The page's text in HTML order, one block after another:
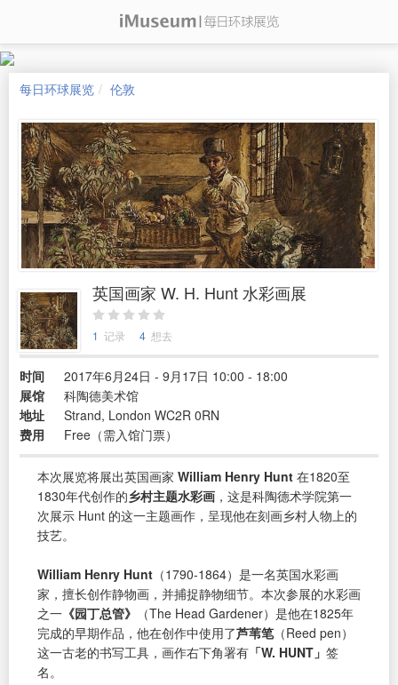
每日环球展览 伦敦
英国画家 W. H. Hunt 水彩画展
1 记录 4 想去
时间
2017年6月24日 - 9月17日 10:00 - 18:00
展馆
科陶德美术馆
地址
Strand, London WC2R 0RN
费用
Free（需入馆门票）
本次展览将展出英国画家 William Henry Hunt 在1820至
1830年代创作的乡村主题水彩画 ，这是科陶德术学院第一
次展示 Hunt 的这一主题画作，呈现他在刻画乡村人物上的
技艺。
William Henry Hunt （1790-1864）是一名英国水彩画
家，擅长创作静物画，并捕捉静物细节。本次参展的水彩画
之一 《园丁总管》
（The Head Gardener）是他在1825年
完成的早期作品，他在创作中使用了芦苇笔（Reed pen）
这一古老的书写工具，画作右下角署有 「W. HUNT」 签
名。